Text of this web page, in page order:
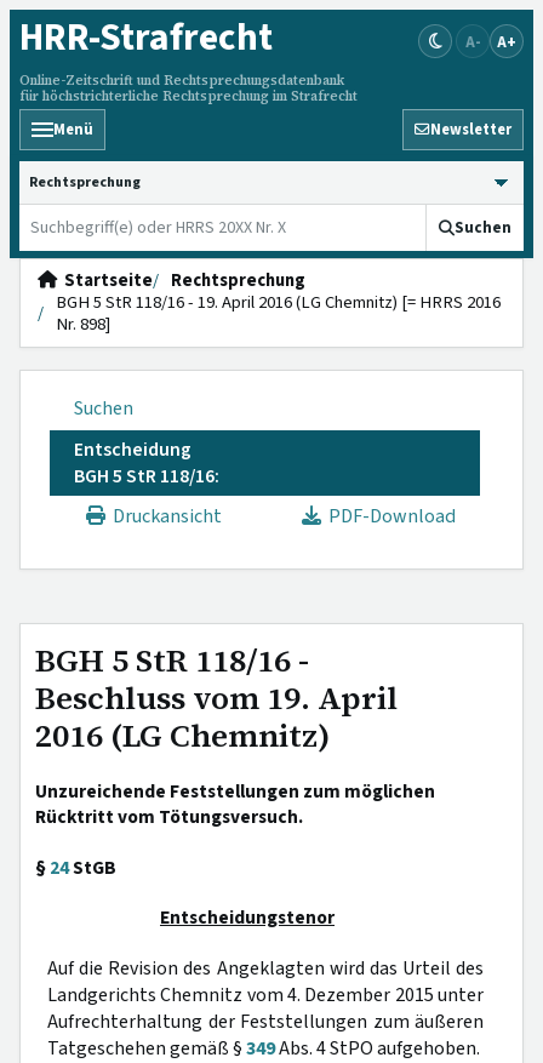
HRR-Strafrecht
Online-Zeitschrift und Rechtsprechungsdatenbank
für höchstrichterliche Rechtsprechung im Strafrecht
A- A+
Menü Newsletter
HRRS durchsuchen
Suchen
Startseite
Rechtsprechung
BGH 5 StR 118/16 - 19. April 2016 (LG Chemnitz) [= HRRS 2016
Nr. 898]
Suchen
Entscheidung
BGH 5 StR 118/16:
Druckansicht
PDF-Download
BGH 5 StR 118/16 -
Beschluss vom 19. April
2016 (LG Chemnitz)
Unzureichende Feststellungen zum möglichen
Rücktritt vom Tötungsversuch.
§24StGB
Entscheidungstenor
Auf die Revision des Angeklagten wird das Urteil des
Landgerichts Chemnitz vom 4. Dezember 2015 unter
Aufrechterhaltung der Feststellungen zum äußeren
Tatgeschehen gemäß §349Abs. 4 StPO aufgehoben.